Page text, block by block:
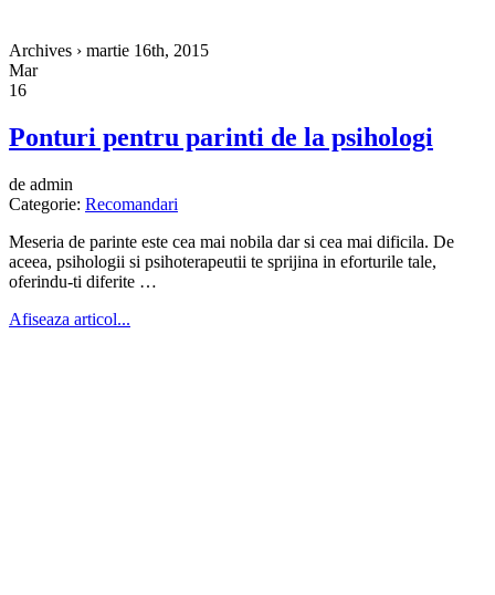
Archives › martie 16th, 2015
Mar
16
Ponturi pentru parinti de la psihologi
de admin
Categorie: Recomandari
Meseria de parinte este cea mai nobila dar si cea mai dificila. De
aceea, psihologii si psihoterapeutii te sprijina in eforturile tale,
oferindu-ti diferite …
Afiseaza articol...